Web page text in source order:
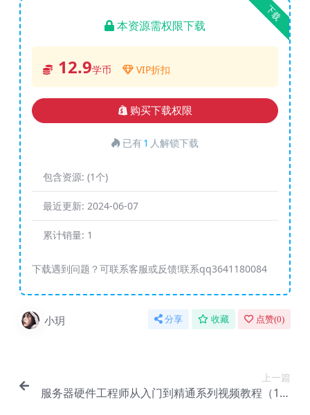
下载
本资源需权限下载
12.9学币 VIP折扣
购买下载权限
已有1 人解锁下载
包含资源: (1个)
最近更新: 2024-06-07
累计销量: 1
下载遇到问题？可联系客服或反馈!联系qq3641180084
小玥 分享 收藏 点赞(0)
上一篇
服务器硬件工程师从入门到精通系列视频教程（1）